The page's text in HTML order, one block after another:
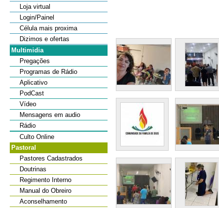
Loja virtual
Login/Painel
Célula mais proxima
Dizimos e ofertas
Multimidia
Pregações
Programas de Rádio
Aplicativo
PodCast
Vídeo
Mensagens em audio
Rádio
Culto Online
Pastoral
Pastores Cadastrados
Doutrinas
Regimento Interno
Manual do Obreiro
Aconselhamento